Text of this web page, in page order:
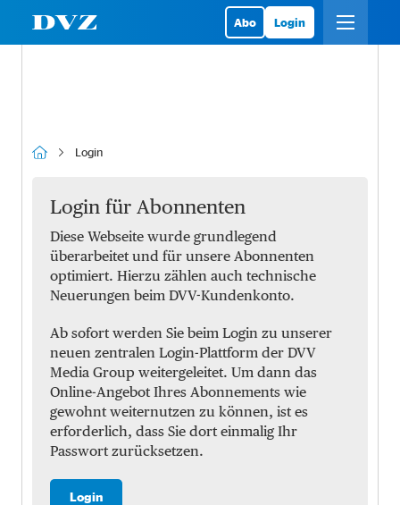
Abo Login
Login
Login für Abonnenten
Diese Webseite wurde grundlegend
überarbeitet und für unsere Abonnenten
optimiert. Hierzu zählen auch technische
Neuerungen beim DVV-Kundenkonto.
Ab sofort werden Sie beim Login zu unserer
neuen zentralen Login-Plattform der DVV
Media Group weitergeleitet. Um dann das
Online-Angebot Ihres Abonnements wie
gewohnt weiternutzen zu können, ist es
erforderlich, dass Sie dort einmalig Ihr
Passwort zurücksetzen.
Login